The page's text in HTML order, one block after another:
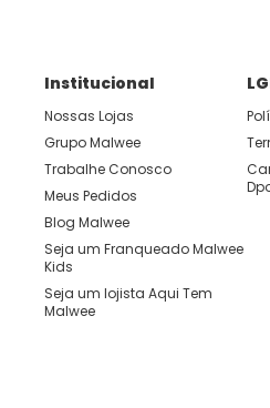
Institucional
Nossas Lojas
Grupo Malwee
Trabalhe Conosco
Meus Pedidos
Blog Malwee
Seja um Franqueado Malwee
Kids
Seja um lojista Aqui Tem
Malwee